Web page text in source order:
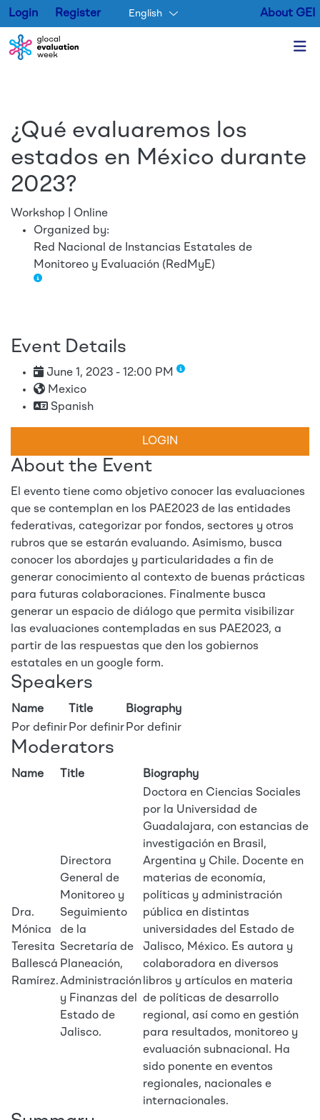
Login Register English About GEI
¿Qué evaluaremos los
estados en México durante
2023?
Workshop | Online
Organized by:
Red Nacional de Instancias Estatales de
Monitoreo y Evaluación (RedMyE)
About the Event
El evento tiene como objetivo conocer las evaluaciones
que se contemplan en los PAE2023 de las entidades
federativas, categorizar por fondos, sectores y otros
rubros que se estarán evaluando. Asimismo, busca
conocer los abordajes y particularidades a fin de
generar conocimiento al contexto de buenas prácticas
para futuras colaboraciones. Finalmente busca
generar un espacio de diálogo que permita visibilizar
las evaluaciones contempladas en sus PAE2023, a
partir de las respuestas que den los gobiernos
estatales en un google form.
Speakers
Name Title
Biography
Por definir Por definir Por definir
Moderators
Name Title Biography
Dra.
Mónica
Teresita
Ballescá
Ramírez.
Directora
General de
Monitoreo y
Seguimiento
de la
Secretaría de
Planeación,
Administración
y Finanzas del
Estado de
Jalisco.
Doctora en Ciencias Sociales
por la Universidad de
Guadalajara, con estancias de
investigación en Brasil,
Argentina y Chile. Docente en
materias de economía,
políticas y administración
pública en distintas
universidades del Estado de
Jalisco, México. Es autora y
colaboradora en diversos
libros y artículos en materia
de políticas de desarrollo
regional, así como en gestión
para resultados, monitoreo y
evaluación subnacional. Ha
sido ponente en eventos
regionales, nacionales e
internacionales.
Event Details
June 1, 2023 - 12:00 PM
Mexico
Spanish
LOGIN